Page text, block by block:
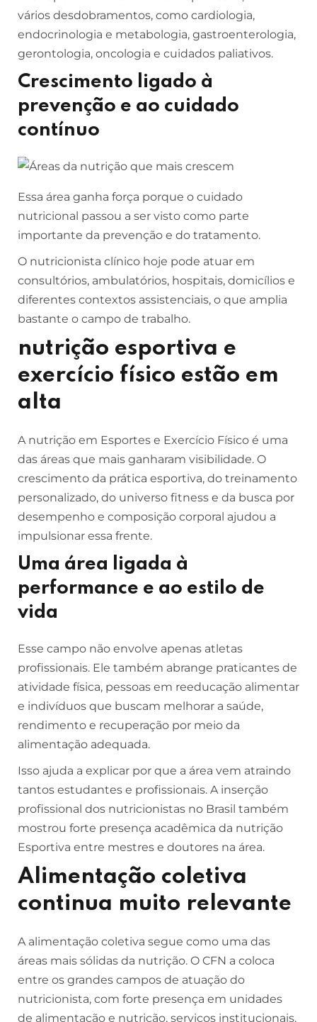
vários desdobramentos, como cardiologia,
endocrinologia e metabologia, gastroenterologia,
gerontologia, oncologia e cuidados paliativos.
Crescimento ligado à
prevenção e ao cuidado
contínuo
Essa área ganha força porque o cuidado
nutricional passou a ser visto como parte
importante da prevenção e do tratamento.
O nutricionista clínico hoje pode atuar em
consultórios, ambulatórios, hospitais, domicílios e
diferentes contextos assistenciais, o que amplia
bastante o campo de trabalho.
nutrição esportiva e
exercício físico estão em
alta
A nutrição em Esportes e Exercício Físico é uma
das áreas que mais ganharam visibilidade. O
crescimento da prática esportiva, do treinamento
personalizado, do universo fitness e da busca por
desempenho e composição corporal ajudou a
impulsionar essa frente.
Uma área ligada à
performance e ao estilo de
vida
Esse campo não envolve apenas atletas
profissionais. Ele também abrange praticantes de
atividade física, pessoas em reeducação alimentar
e indivíduos que buscam melhorar a saúde,
rendimento e recuperação por meio da
alimentação adequada.
Isso ajuda a explicar por que a área vem atraindo
tantos estudantes e profissionais. A inserção
profissional dos nutricionistas no Brasil também
mostrou forte presença acadêmica da nutrição
Esportiva entre mestres e doutores na área.
Alimentação coletiva
continua muito relevante
A alimentação coletiva segue como uma das
áreas mais sólidas da nutrição. O CFN a coloca
entre os grandes campos de atuação do
nutricionista, com forte presença em unidades
de alimentação e nutrição, serviços institucionais,